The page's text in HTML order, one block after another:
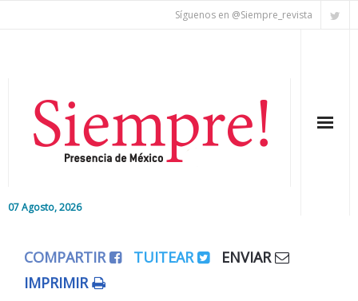
Síguenos en @Siempre_revista
07 Agosto, 2026
Editorial
COMPARTIR TUITEAR
ENVIAR
IMPRIMIR